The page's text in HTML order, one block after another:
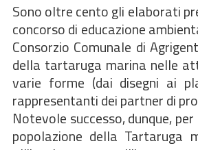
Sono oltre cento gli elaborati
concorso di educazione
Consorzio Comunale di
della tartaruga marina nelle
varie forme (dai disegni ai
rappresentanti dei partner di
Notevole successo, dunque,
popolazione della Tartaruga